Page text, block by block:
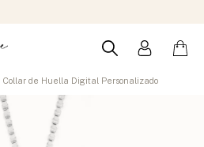
Collar de Huella Digital Personalizado